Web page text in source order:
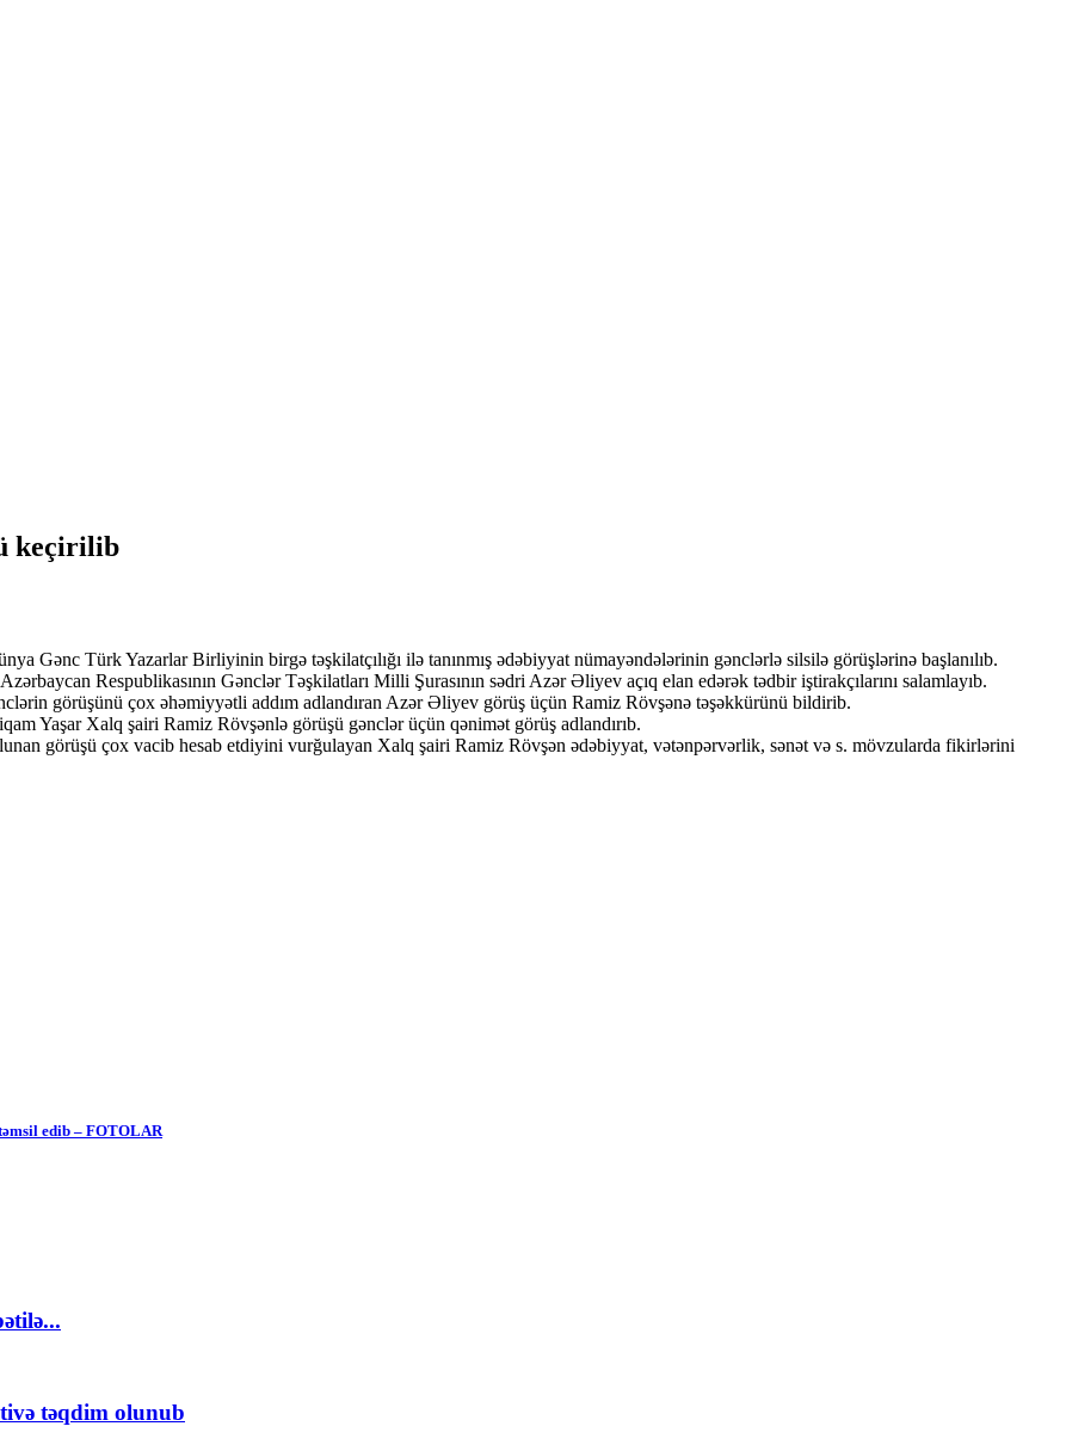
keçirilib
Gənc Türk Yazarlar Birliyinin birgə təşkilatçılığı ilə tanınmış ədəbiyyat nümayəndələrinin gənclərlə silsilə görüşlərinə başlanılıb.
Respublikasının Gənclər Təşkilatları Milli Şurasının sədri Azər Əliyev açıq elan edərək tədbir iştirakçılarını salamlayıb.
görüşünü çox əhəmiyyətli addım adlandıran Azər Əliyev görüş üçün Ramiz Rövşənə təşəkkürünü bildirib.
Yaşar Xalq şairi Ramiz Rövşənlə görüşü gənclər üçün qənimət görüş adlandırıb.
görüşü çox vacib hesab etdiyini vurğulayan Xalq şairi Ramiz Rövşən ədəbiyyat, vətənpərvərlik, sənət və s. mövzularda fikirlərini
edib – FOTOLAR
təqdim olunub